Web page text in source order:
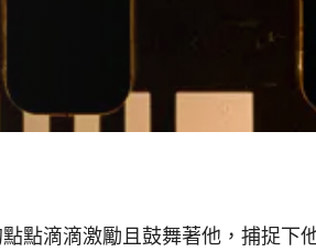
點滴滴激勵且鼓舞著他，捕捉下